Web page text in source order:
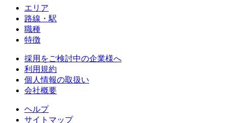
エリア
路線・駅
職種
特徴
採用をご検討中の企業様へ
利用規約
個人情報の取扱い
会社概要
ヘルプ
サイトマップ